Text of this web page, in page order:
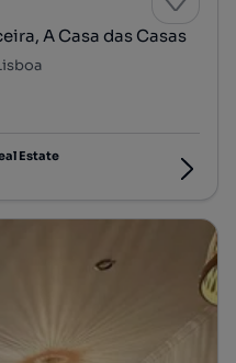
A Casa das Casas
Estate